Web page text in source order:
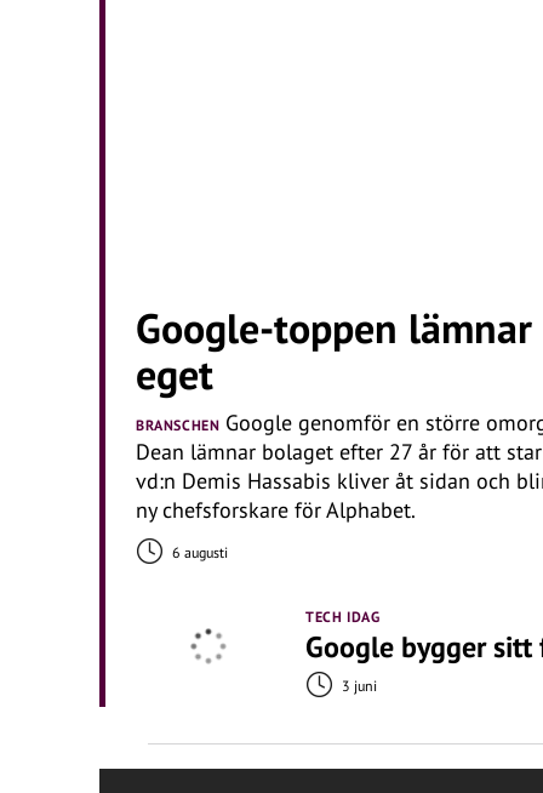
Google-toppen
eget
BRANSCHEN Google genomför en större
Dean lämnar bolaget efter 27 år för att
vd:n Demis Hassabis kliver åt sidan och
ny chefsforskare för Alphabet.
6 augusti
TECH IDAG
Google bygger
3 juni